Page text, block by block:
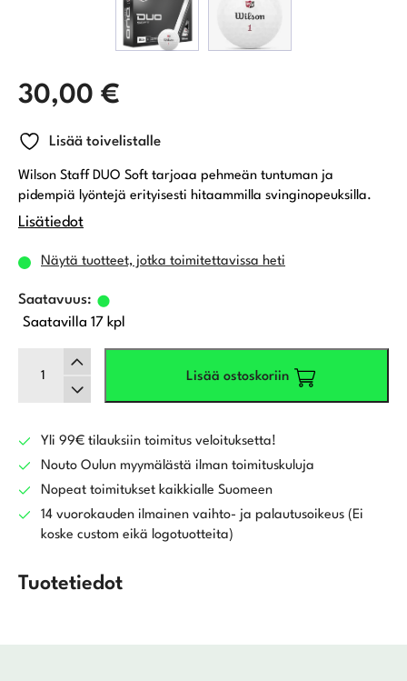
30,00 €
Lisää toivelistalle
Wilson Staff DUO Soft tarjoaa pehmeän tuntuman ja
pidempiä lyöntejä erityisesti hitaammilla svinginopeuksilla.
Lisätiedot
Näytä tuotteet, jotka toimitettavissa heti
Saatavilla 17 kpl
Staff
valkoinen
määrä
Lisää ostoskoriin
Yli 99€ tilauksiin toimitus veloituksetta!
Nouto Oulun myymälästä ilman toimituskuluja
Nopeat toimitukset kaikkialle Suomeen
14 vuorokauden ilmainen vaihto- ja palautusoikeus (Ei
koske custom eikä logotuotteita)
Tuotetiedot